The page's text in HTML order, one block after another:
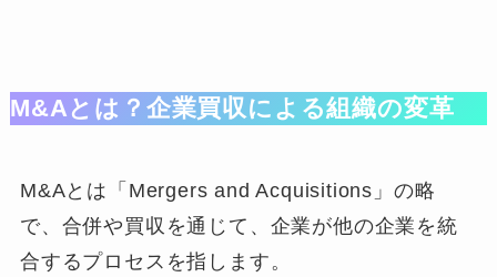
M&Aとは？企業買収による組織の変革
M&Aとは「Mergers and Acquisitions」の略
で、合併や買収を通じて、企業が他の企業を統
合するプロセスを指します。